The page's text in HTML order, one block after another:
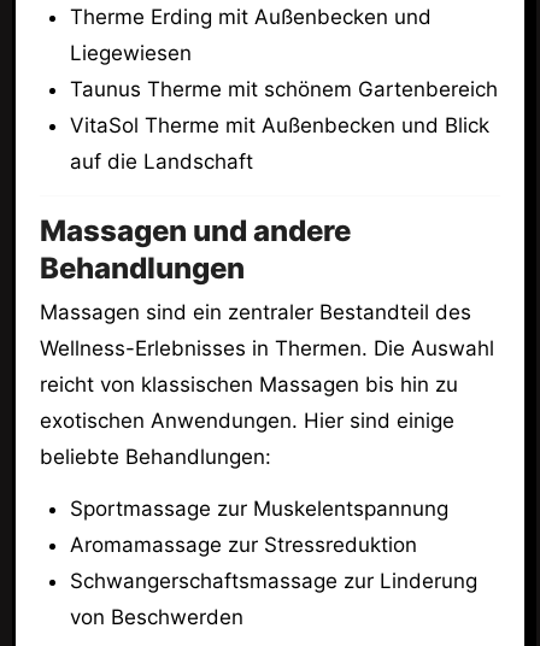
Therme Erding mit Außenbecken und
Liegewiesen
Taunus Therme mit schönem Gartenbereich
VitaSol Therme mit Außenbecken und Blick
auf die Landschaft
Massagen und andere
Behandlungen
Massagen sind ein zentraler Bestandteil des
Wellness-Erlebnisses in Thermen. Die Auswahl
reicht von klassischen Massagen bis hin zu
exotischen Anwendungen. Hier sind einige
beliebte Behandlungen:
Sportmassage zur Muskelentspannung
Aromamassage zur Stressreduktion
Schwangerschaftsmassage zur Linderung
von Beschwerden